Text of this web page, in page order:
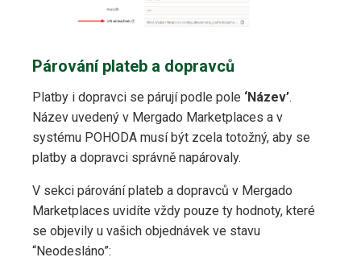
Párování plateb a dopravců
Platby i dopravci se párují podle pole ‘Název’.
Název uvedený v Mergado Marketplaces a v
systému POHODA musí být zcela totožný, aby se
platby a dopravci správně napárovaly.
V sekci párování plateb a dopravců v Mergado
Marketplaces uvidíte vždy pouze ty hodnoty, které
se objevily u vašich objednávek ve stavu
“Neodesláno”: